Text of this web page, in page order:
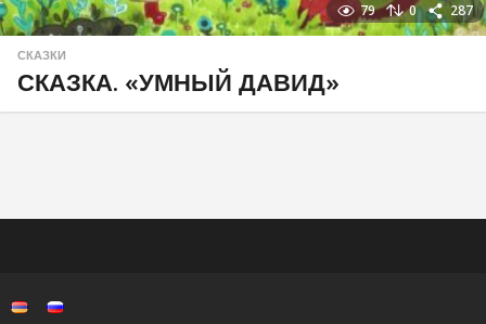
79 0 287
СКАЗКИ
СКАЗКА. «УМНЫЙ ДАВИД»